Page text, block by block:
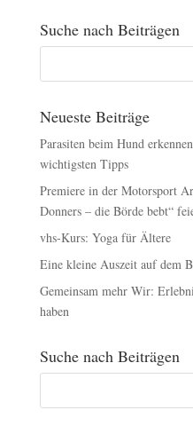
Suche nach Beiträgen
Neueste Beiträge
Parasiten beim Hund
wichtigsten Tipps
Premiere in der Motorsport
Donners – die Börde bebt“
vhs-Kurs: Yoga für Ältere
Eine kleine Auszeit auf dem
Gemeinsam mehr Wir:
haben
Suche nach Beiträgen